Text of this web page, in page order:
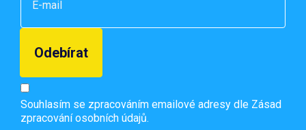
Souhlasím se zpracováním emailové adresy dle Zásad
zpracování osobních údajů.